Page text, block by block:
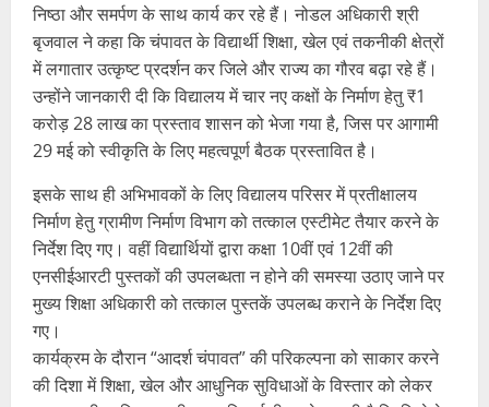
निष्ठा और समर्पण के साथ कार्य कर रहे हैं। नोडल अधिकारी श्री
बृजवाल ने कहा कि चंपावत के विद्यार्थी शिक्षा, खेल एवं तकनीकी क्षेत्रों
में लगातार उत्कृष्ट प्रदर्शन कर जिले और राज्य का गौरव बढ़ा रहे हैं।
उन्होंने जानकारी दी कि विद्यालय में चार नए कक्षों के निर्माण हेतु ₹1
करोड़ 28 लाख का प्रस्ताव शासन को भेजा गया है, जिस पर आगामी
29 मई को स्वीकृति के लिए महत्वपूर्ण बैठक प्रस्तावित है।
इसके साथ ही अभिभावकों के लिए विद्यालय परिसर में प्रतीक्षालय
निर्माण हेतु ग्रामीण निर्माण विभाग को तत्काल एस्टीमेट तैयार करने के
निर्देश दिए गए। वहीं विद्यार्थियों द्वारा कक्षा 10वीं एवं 12वीं की
एनसीईआरटी पुस्तकों की उपलब्धता न होने की समस्या उठाए जाने पर
मुख्य शिक्षा अधिकारी को तत्काल पुस्तकें उपलब्ध कराने के निर्देश दिए
गए।
कार्यक्रम के दौरान “आदर्श चंपावत” की परिकल्पना को साकार करने
की दिशा में शिक्षा, खेल और आधुनिक सुविधाओं के विस्तार को लेकर